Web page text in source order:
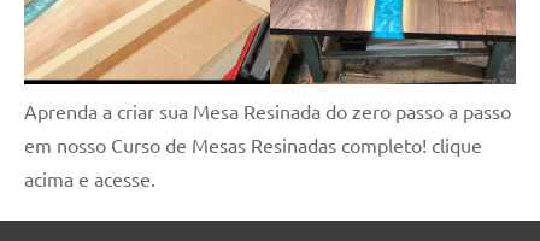
Aprenda a criar sua Mesa Resinada do zero passo a passo
em nosso Curso de Mesas Resinadas completo! clique
acima e acesse.